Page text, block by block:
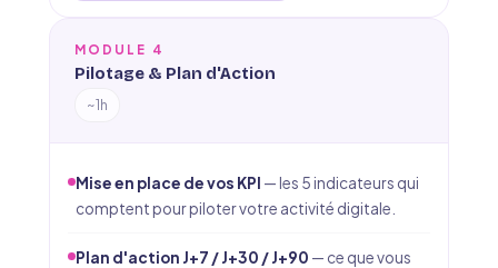
MODULE 4
Pilotage & Plan d'Action
~1h
Mise en place de vos KPI — les 5 indicateurs qui
comptent pour piloter votre activité digitale.
Plan d'action J+7 / J+30 / J+90 — ce que vous